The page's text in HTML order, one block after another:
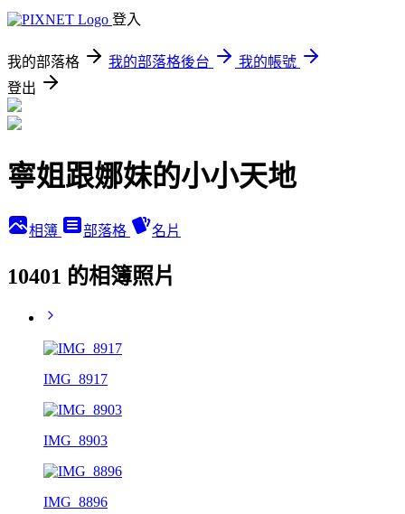
登入
我的部落格 我的部落格後台
我的帳號
登出
寧姐跟娜妹的小小天地
相簿 部落格 名片
10401 的相簿照片
IMG_8917
IMG_8903
IMG_8896